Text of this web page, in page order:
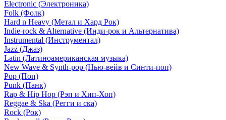
Electronic (Электроника)
Folk (Фолк)
Hard n Heavy (Метал и Хард Рок)
Indie-rock & Alternative (Инди-рок и Альтернатива)
Instrumental (Инструментал)
Jazz (Джаз)
Latin (Латиноамериканская музыка)
New Wave & Synth-pop (Нью-вейв и Синти-поп)
Pop (Поп)
Punk (Панк)
Rap & Hip Hop (Рэп и Хип-Хоп)
Reggae & Ska (Регги и ска)
Rock (Рок)